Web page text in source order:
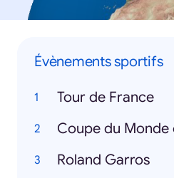
Évènements sportifs
Tour de France
Roland Garros